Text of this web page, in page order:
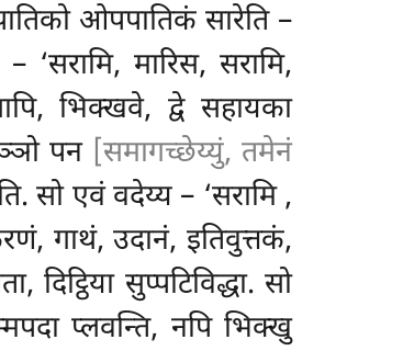
ओपपातिकं सारेति –
‘सरामि, मारिस, सरामि,
भिक्खवे, द्वे सहायका
पन [समागच्छेय्युं, तमेनं
सो एवं वदेय्य – ‘सरामि ,
गाथं, उदानं, इतिवुत्तकं,
सुप्पटिविद्धा. सो
प्लवन्ति, नपि भिक्खु